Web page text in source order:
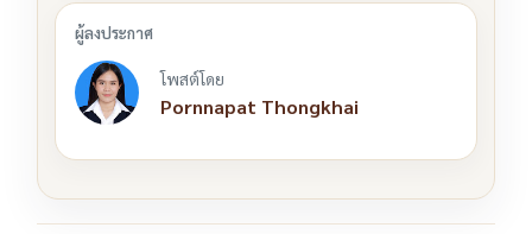
โพสต์โดย
Pornnapat Thongkhai